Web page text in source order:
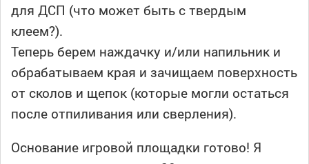
для ДСП (что может быть с твердым
клеем?).
Теперь берем наждачку и/или напильник и
обрабатываем края и зачищаем поверхность
от сколов и щепок (которые могли остаться
после отпиливания или сверления).
Основание игровой площадки готово! Я